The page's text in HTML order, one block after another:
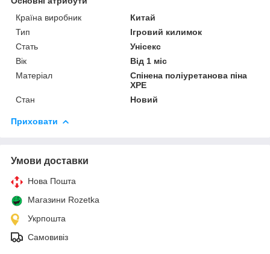
Країна виробник
Китай
Тип
Ігровий килимок
Стать
Унісекс
Вік
Від 1 міс
Матеріал
Спінена поліуретанова піна
ХРЕ
Стан
Новий
Приховати
Умови доставки
Нова Пошта
Магазини Rozetka
Укрпошта
Самовивіз